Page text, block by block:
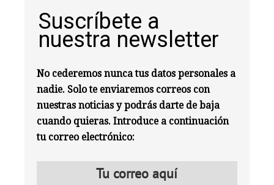
Suscríbete a
nuestra newsletter
No cederemos nunca tus datos personales a
nadie. Solo te enviaremos correos con
nuestras noticias y podrás darte de baja
cuando quieras. Introduce a continuación
tu correo electrónico: